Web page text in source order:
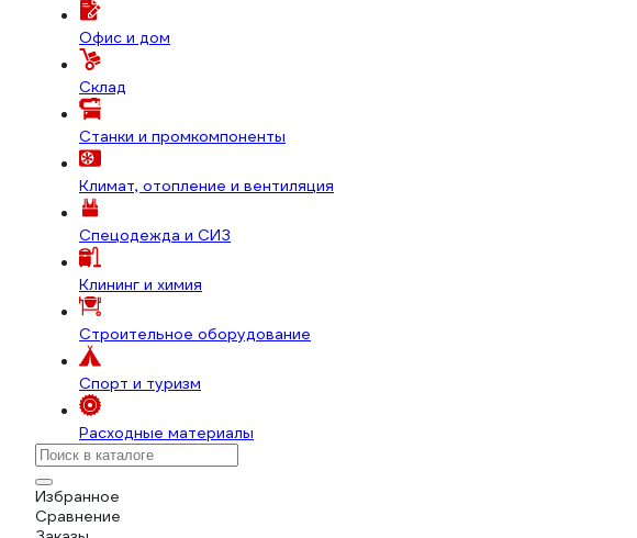
Офис и дом
Склад
Станки и промкомпоненты
Климат, отопление и вентиляция
Спецодежда и СИЗ
Клининг и химия
Строительное оборудование
Спорт и туризм
Расходные материалы
Избранное
Сравнение